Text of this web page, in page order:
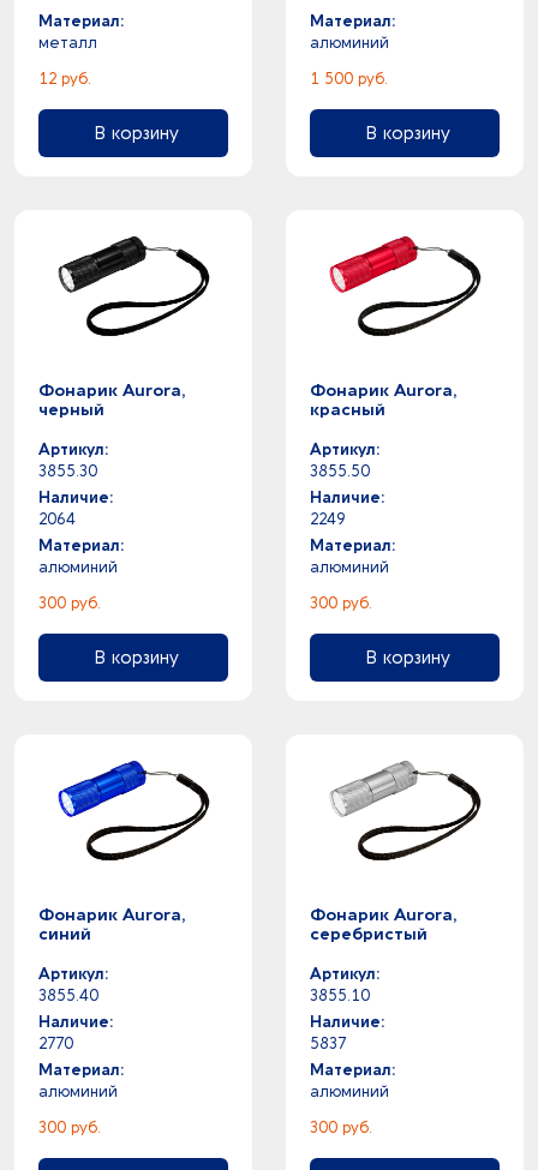
Материал:
металл
12 руб.
В корзину
Материал:
алюминий
1 500 руб.
В корзину
Фонарик Aurora,
черный
Артикул:
3855.30
Наличие:
2064
Материал:
алюминий
300 руб.
В корзину
Фонарик Aurora,
красный
Артикул:
3855.50
Наличие:
2249
Материал:
алюминий
300 руб.
В корзину
Фонарик Aurora,
синий
Артикул:
3855.40
Наличие:
2770
Материал:
алюминий
300 руб.
Фонарик Aurora,
серебристый
Артикул:
3855.10
Наличие:
5837
Материал:
алюминий
300 руб.